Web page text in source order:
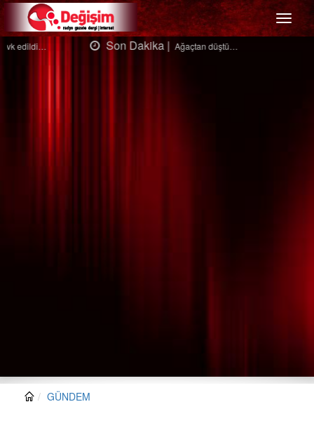
Menü
Son Dakika |Ağaçtan düştü…
GÜNDEM